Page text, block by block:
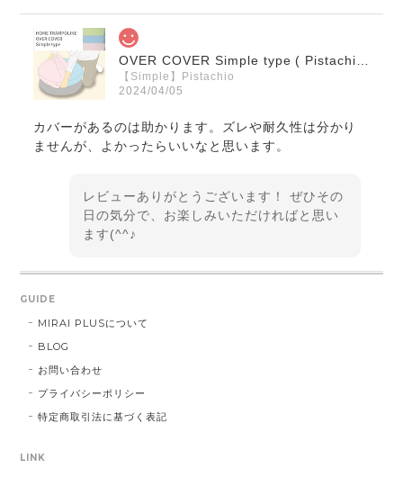
【Simple】Pistachio
2024/04/05
カバーがあるのは助かります。ズレや耐久性は分かり
ませんが、よかったらいいなと思います。
レビューありがとうございます！ ぜひその
日の気分で、お楽しみいただければと思い
ます(^^♪
GUIDE
MIRAI PLUSについて
BLOG
お問い合わせ
プライバシーポリシー
特定商取引法に基づく表記
LINK